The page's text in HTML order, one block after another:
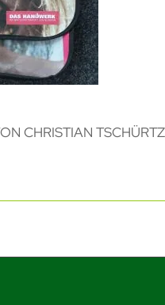
CHRISTIAN TSCHÜRTZ